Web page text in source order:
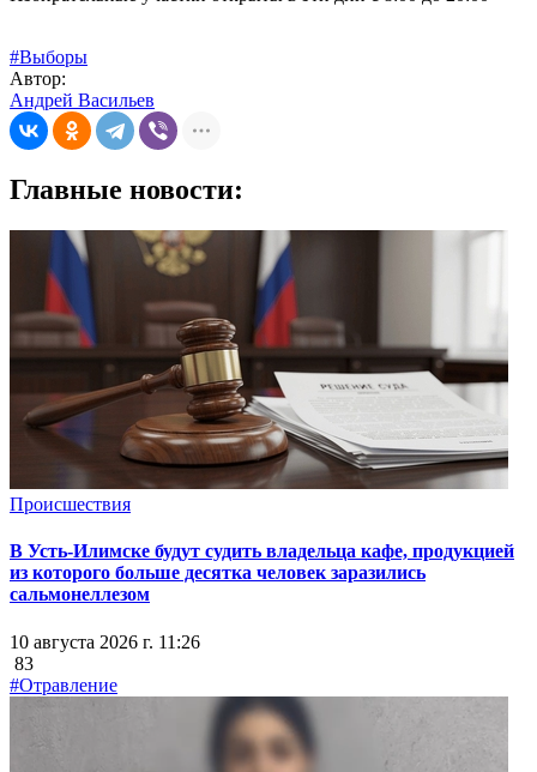
#Выборы
Автор:
Андрей Васильев
Главные новости:
Происшествия
В Усть-Илимске будут судить владельца кафе, продукцией
из которого больше десятка человек заразились
сальмонеллезом
10 августа 2026 г. 11:26
83
#Отравление